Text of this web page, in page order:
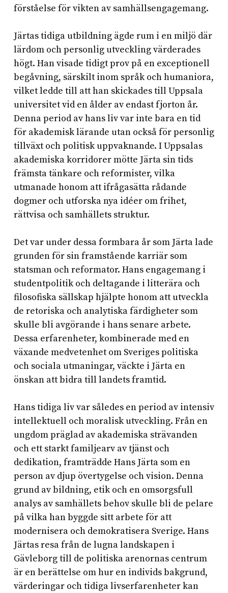
förståelse för vikten av samhällsengagemang.
Järtas tidiga utbildning ägde rum i en miljö där
lärdom och personlig utveckling värderades
högt. Han visade tidigt prov på en exceptionell
begåvning, särskilt inom språk och humaniora,
vilket ledde till att han skickades till Uppsala
universitet vid en ålder av endast fjorton år.
Denna period av hans liv var inte bara en tid
för akademisk lärande utan också för personlig
tillväxt och politisk uppvaknande. I Uppsalas
akademiska korridorer mötte Järta sin tids
främsta tänkare och reformister, vilka
utmanade honom att ifrågasätta rådande
dogmer och utforska nya idéer om frihet,
rättvisa och samhällets struktur.
Det var under dessa formbara år som Järta lade
grunden för sin framstående karriär som
statsman och reformator. Hans engagemang i
studentpolitik och deltagande i litterära och
filosofiska sällskap hjälpte honom att utveckla
de retoriska och analytiska färdigheter som
skulle bli avgörande i hans senare arbete.
Dessa erfarenheter, kombinerade med en
växande medvetenhet om Sveriges politiska
och sociala utmaningar, väckte i Järta en
önskan att bidra till landets framtid.
Hans tidiga liv var således en period av intensiv
intellektuell och moralisk utveckling. Från en
ungdom präglad av akademiska strävanden
och ett starkt familjearv av tjänst och
dedikation, framträdde Hans Järta som en
person av djup övertygelse och vision. Denna
grund av bildning, etik och en omsorgsfull
analys av samhällets behov skulle bli de pelare
på vilka han byggde sitt arbete för att
modernisera och demokratisera Sverige. Hans
Järtas resa från de lugna landskapen i
Gävleborg till de politiska arenornas centrum
är en berättelse om hur en individs bakgrund,
värderingar och tidiga livserfarenheter kan